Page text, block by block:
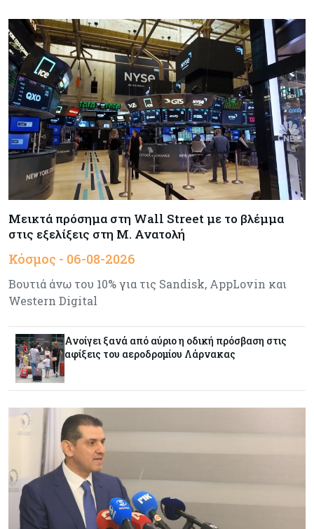
Tech 06-08-2026
SoftBank: Κέρδη 8,5 δισ. δολαρίων από την
Intel – Ξεπέρασε τις εκτιμήσεις εν αναμονή της
εισαγωγής της OpenAI
Κύπρος 06-08-2026
Καύσιμα και στέγαση κράτησαν τον πληθωρισμό
στο 2,9%
Κύπρος 06-08-2026
Δήμος Λευκωσίας: Νέα εποχή για το Παλιό ΓΣΠ
– Ολοκληρώθηκε η διαδικασία ανάθεσης των
Κύπρος 06-08-2026
Ούτε άσπρος ούτε μαύρος καπνός για
δόση εντός ‘26
δεδομένα
Crypto
Crypto: Πώς οι απατεώνες εκμεταλλεύονται τις
αλλαγές της ευρωπαϊκής νομοθεσίας
Μεικτά πρόσημα στη Wall Street με το βλέμμα
στις εξελίξεις στη Μ. Ανατολή
Κόσμος - 06-08-2026
Βουτιά άνω του 10% για τις Sandisk, AppLovin και
Western Digital
Ανοίγει ξανά από αύριο η οδική πρόσβαση στις
αφίξεις του αεροδρομίου Λάρνακας